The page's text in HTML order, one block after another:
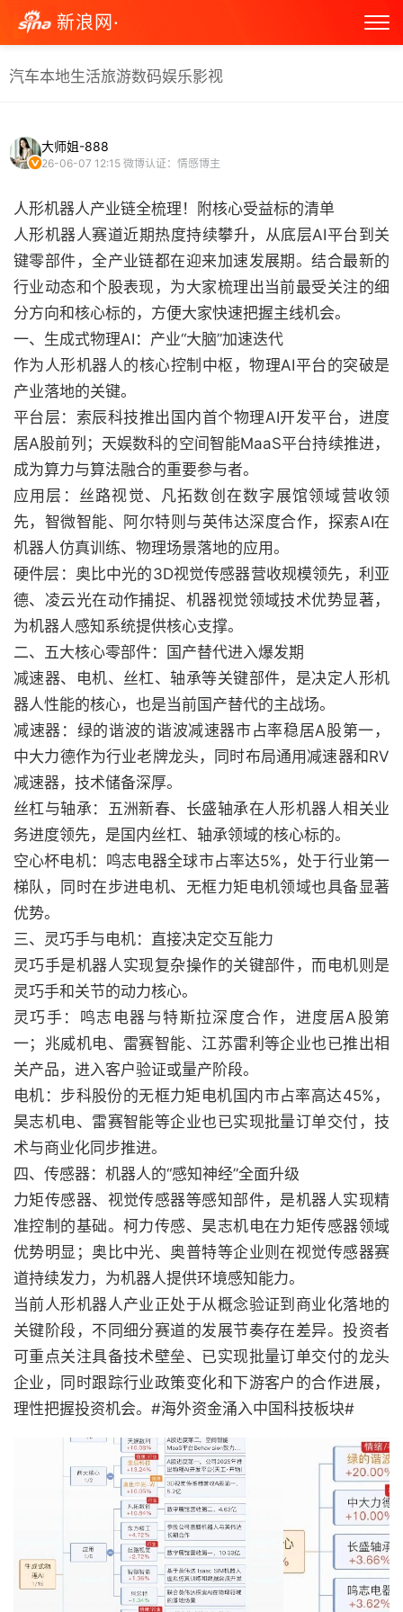
新浪网·
汽车本地生活旅游数码娱乐影视
大师姐-888
26-06-07 12:15 微博认证：情感博主
人形机器人产业链全梳理！附核心受益标的清单
人形机器人赛道近期热度持续攀升，从底层AI平台到关
键零部件，全产业链都在迎来加速发展期。结合最新的
行业动态和个股表现，为大家梳理出当前最受关注的细
分方向和核心标的，方便大家快速把握主线机会。
一、生成式物理AI：产业“大脑”加速迭代
作为人形机器人的核心控制中枢，物理AI平台的突破是
产业落地的关键。
平台层：索辰科技推出国内首个物理AI开发平台，进度
居A股前列；天娱数科的空间智能MaaS平台持续推进，
成为算力与算法融合的重要参与者。
应用层：丝路视觉、凡拓数创在数字展馆领域营收领
先，智微智能、阿尔特则与英伟达深度合作，探索AI在
机器人仿真训练、物理场景落地的应用。
硬件层：奥比中光的3D视觉传感器营收规模领先，利亚
德、凌云光在动作捕捉、机器视觉领域技术优势显著，
为机器人感知系统提供核心支撑。
二、五大核心零部件：国产替代进入爆发期
减速器、电机、丝杠、轴承等关键部件，是决定人形机
器人性能的核心，也是当前国产替代的主战场。
减速器：绿的谐波的谐波减速器市占率稳居A股第一，
中大力德作为行业老牌龙头，同时布局通用减速器和RV
减速器，技术储备深厚。
丝杠与轴承：五洲新春、长盛轴承在人形机器人相关业
务进度领先，是国内丝杠、轴承领域的核心标的。
空心杯电机：鸣志电器全球市占率达5%，处于行业第一
梯队，同时在步进电机、无框力矩电机领域也具备显著
优势。
三、灵巧手与电机：直接决定交互能力
灵巧手是机器人实现复杂操作的关键部件，而电机则是
灵巧手和关节的动力核心。
灵巧手：鸣志电器与特斯拉深度合作，进度居A股第
一；兆威机电、雷赛智能、江苏雷利等企业也已推出相
关产品，进入客户验证或量产阶段。
电机：步科股份的无框力矩电机国内市占率高达45%，
昊志机电、雷赛智能等企业也已实现批量订单交付，技
术与商业化同步推进。
四、传感器：机器人的“感知神经”全面升级
力矩传感器、视觉传感器等感知部件，是机器人实现精
准控制的基础。柯力传感、昊志机电在力矩传感器领域
优势明显；奥比中光、奥普特等企业则在视觉传感器赛
道持续发力，为机器人提供环境感知能力。
当前人形机器人产业正处于从概念验证到商业化落地的
关键阶段，不同细分赛道的发展节奏存在差异。投资者
可重点关注具备技术壁垒、已实现批量订单交付的龙头
企业，同时跟踪行业政策变化和下游客户的合作进展，
理性把握投资机会。#海外资金涌入中国科技板块#